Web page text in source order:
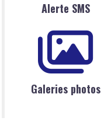
Alerte SMS
Galeries photos